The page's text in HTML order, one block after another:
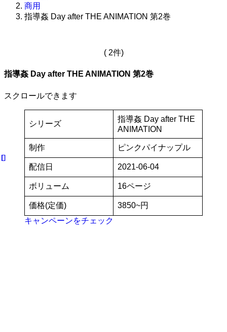
商用
指導姦 Day after THE ANIMATION 第2巻
( 2件)
指導姦 Day after THE ANIMATION 第2巻
スクロールできます
シリーズ
指導姦 Day after THE
ANIMATION
制作 ピンクパイナップル
配信日 2021-06-04
ボリューム 16ページ
価格(定価)
3850~円
キャンペーンをチェック